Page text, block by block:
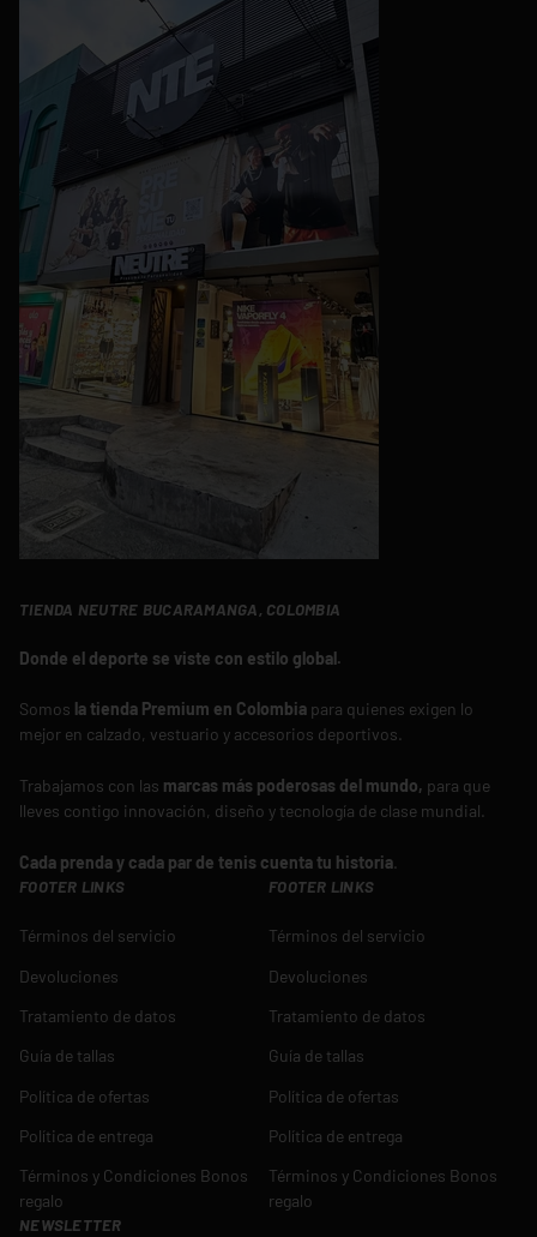
TIENDA NEUTRE BUCARAMANGA, COLOMBIA
Donde el deporte se viste con estilo global.
Somos la tienda Premium en Colombia para quienes exigen lo
mejor en calzado, vestuario y accesorios deportivos.
Trabajamos con las marcas más poderosas del mundo, para que
lleves contigo innovación, diseño y tecnología de clase mundial.
Cada prenda y cada par de tenis cuenta tu historia.
FOOTER LINKS
Términos del servicio
Devoluciones
Tratamiento de datos
Guía de tallas
Política de ofertas
Política de entrega
Términos y Condiciones Bonos
regalo
FOOTER LINKS
Términos del servicio
Devoluciones
Tratamiento de datos
Guía de tallas
Política de ofertas
Política de entrega
Términos y Condiciones Bonos
regalo
NEWSLETTER